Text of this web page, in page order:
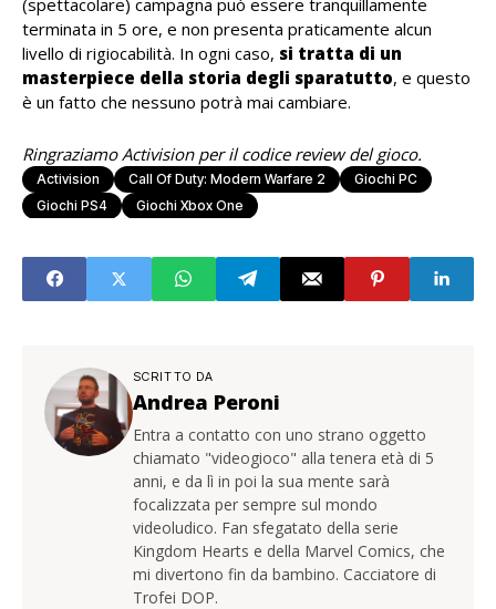
terminata in 5 ore, e non presenta praticamente alcun
livello di rigiocabilità. In ogni caso, si tratta di un
masterpiece della storia degli sparatutto, e questo
è un fatto che nessuno potrà mai cambiare.
Ringraziamo Activision per il codice review del gioco.
Activision Call Of Duty: Modern Warfare 2
Giochi PC
Giochi PS4
Giochi Xbox One
SCRITTO DA
Andrea Peroni
Entra a contatto con uno strano oggetto
chiamato "videogioco" alla tenera età di 5
anni, e da lì in poi la sua mente sarà
focalizzata per sempre sul mondo
videoludico. Fan sfegatato della serie
Kingdom Hearts e della Marvel Comics, che
mi divertono fin da bambino. Cacciatore di
Trofei DOP.